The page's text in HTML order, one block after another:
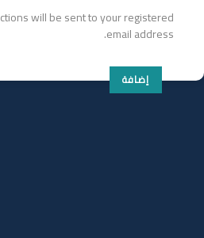
will be sent to your registered
email address.